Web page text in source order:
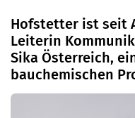
Hofstetter ist seit
Leiterin
Sika Österreich,
bauchemischen